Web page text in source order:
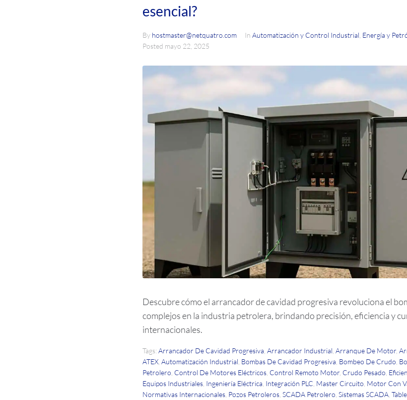
esencial?
By hostmaster@netquatro.com In Automatización y Control Industrial Energía y
Posted mayo 22, 2025
Descubre cómo el arrancador de cavidad progresiva revoluciona el
complejos en la industria petrolera, brindando precisión, eficiencia y
internacionales.
Tags: Arrancador De Cavidad Progresiva Arrancador Industrial Arranque De Motor
ATEX Automatización Industrial Bombas De Cavidad Progresiva Bombeo De Crudo
Petrolero Control De Motores Eléctricos Control Remoto Motor Crudo Pesado
Equipos Industriales Ingeniería Eléctrica Integración PLC Master Circuito Motor Con
Normativas Internacionales Pozos Petroleros SCADA Petrolero Sistemas SCADA